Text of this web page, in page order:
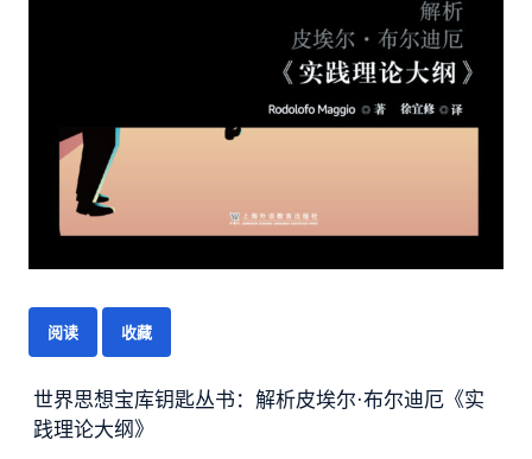
阅读 收藏
世界思想宝库钥匙丛书：解析皮埃尔·布尔迪厄《实
践理论大纲》